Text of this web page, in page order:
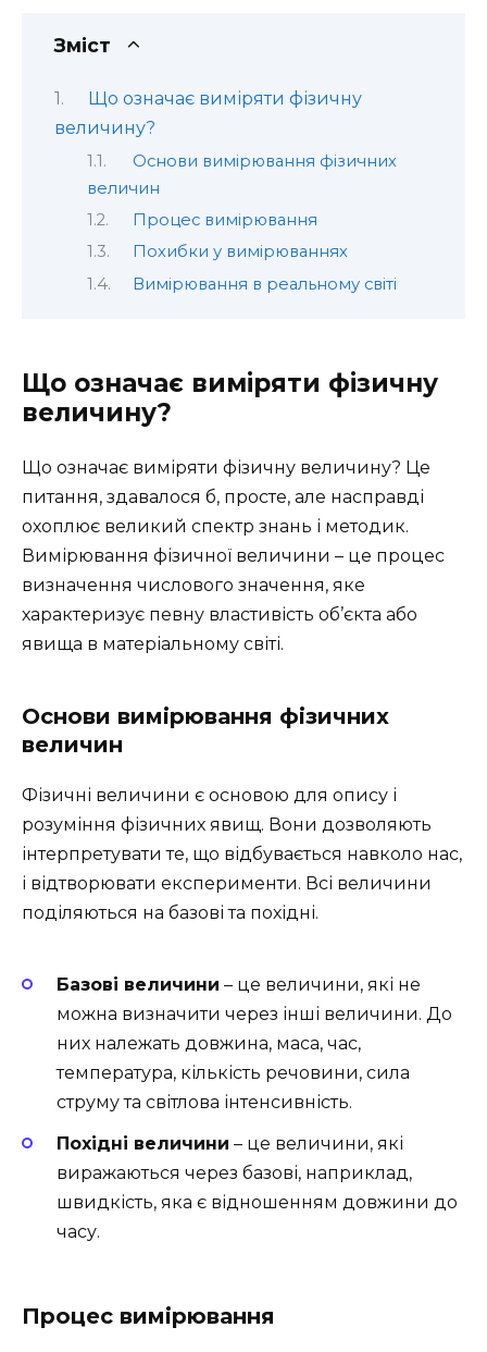
Зміст
Що означає виміряти фізичну
величину?
Основи вимірювання фізичних
величин
Процес вимірювання
Похибки у вимірюваннях
Вимірювання в реальному світі
Що означає виміряти фізичну
величину?
Що означає виміряти фізичну величину? Це
питання, здавалося б, просте, але насправді
охоплює великий спектр знань і методик.
Вимірювання фізичної величини – це процес
визначення числового значення, яке
характеризує певну властивість об’єкта або
явища в матеріальному світі.
Основи вимірювання фізичних
величин
Фізичні величини є основою для опису і
розуміння фізичних явищ. Вони дозволяють
інтерпретувати те, що відбувається навколо нас,
і відтворювати експерименти. Всі величини
поділяються на базові та похідні.
Базові величини – це величини, які не
можна визначити через інші величини. До
них належать довжина, маса, час,
температура, кількість речовини, сила
струму та світлова інтенсивність.
Похідні величини – це величини, які
виражаються через базові, наприклад,
швидкість, яка є відношенням довжини до
часу.
Процес вимірювання